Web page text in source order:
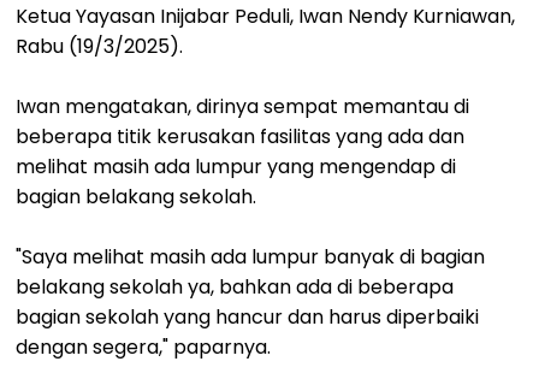
Ketua Yayasan Inijabar Peduli, Iwan Nendy Kurniawan,
Rabu (19/3/2025).
Iwan mengatakan, dirinya sempat memantau di
beberapa titik kerusakan fasilitas yang ada dan
melihat masih ada lumpur yang mengendap di
bagian belakang sekolah.
"Saya melihat masih ada lumpur banyak di bagian
belakang sekolah ya, bahkan ada di beberapa
bagian sekolah yang hancur dan harus diperbaiki
dengan segera," paparnya.